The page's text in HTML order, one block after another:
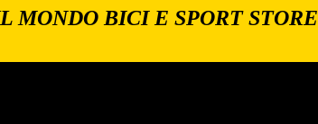
MONDO BICI E SPORT STORE